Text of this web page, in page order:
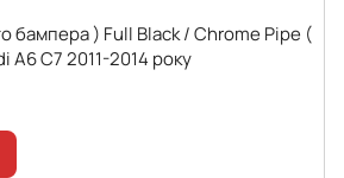
бампера ) Full Black / Chrome Pipe (
A6 C7 2011-2014 року